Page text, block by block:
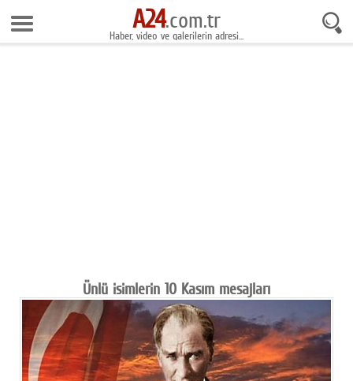
6 Ağustos 2026 15:45:18
Anasayfa
Teknoloji
Spor
Eğitim
A24.com.tr
Haber, video ve galerilerin adresi...
Ünlü isimlerin 10 Kasım mesajları